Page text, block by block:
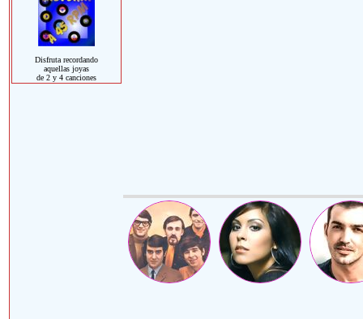
Disfruta recordando
aquellas joyas
de 2 y 4 canciones